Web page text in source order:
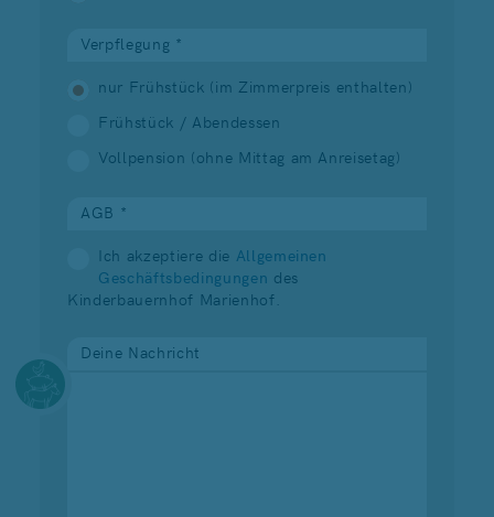
Verpflegung *
nur Frühstück (im Zimmerpreis enthalten)
Frühstück / Abendessen
Vollpension (ohne Mittag am Anreisetag)
AGB *
Ich akzeptiere die Allgemeinen
Geschäftsbedingungen des
Kinderbauernhof Marienhof.
Deine Nachricht